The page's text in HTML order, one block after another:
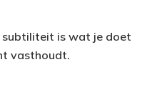
subtiliteit is wat je doet
vasthoudt.